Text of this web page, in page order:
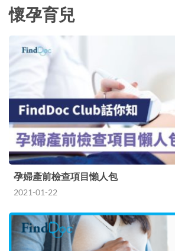
懷孕育兒
孕婦產前檢查項目懶人包
2021-01-22